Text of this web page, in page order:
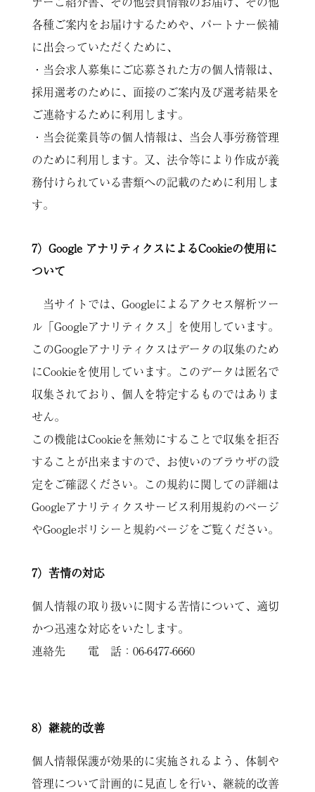
各種ご案内をお届けするためや、パートナー候補
に出会っていただくために、
・当会求人募集にご応募された方の個人情報は、
採用選考のために、面接のご案内及び選考結果を
ご連絡するために利用します。
・当会従業員等の個人情報は、当会人事労務管理
のために利用します。又、法令等により作成が義
務付けられている書類への記載のために利用しま
す。
7）Google アナリティクスによるCookieの使用に
ついて
当サイトでは、Googleによるアクセス解析ツー
ル「Googleアナリティクス」を使用しています。
このGoogleアナリティクスはデータの収集のため
にCookieを使用しています。このデータは匿名で
収集されており、個人を特定するものではありま
せん。
この機能はCookieを無効にすることで収集を拒否
することが出来ますので、お使いのブラウザの設
定をご確認ください。この規約に関しての詳細は
Googleアナリティクスサービス利用規約のページ
やGoogleポリシーと規約ページをご覧ください。
7）苦情の対応
個人情報の取り扱いに関する苦情について、適切
かつ迅速な対応をいたします。
連絡先 電 話：06-6477-6660
8）継続的改善
個人情報保護が効果的に実施されるよう、体制や
管理について計画的に見直しを行い、継続的改善